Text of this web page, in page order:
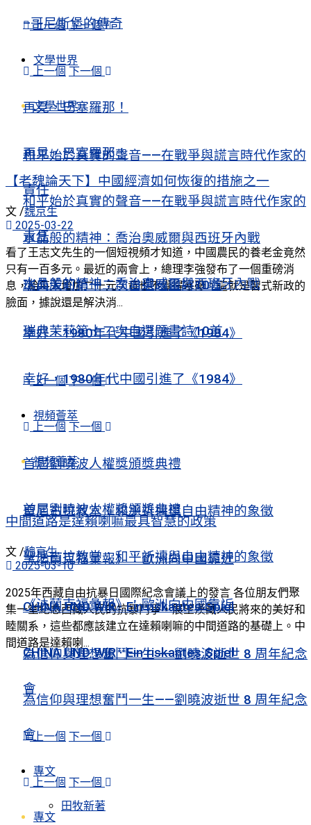
上一個 下一個
文學世界
再見，巴塞羅那！
和平始於真實的聲音——在戰爭與謊言時代作家的
責任
水晶般的精神：喬治奧威爾與西班牙內戰
瑞典茉莉第十二次自選題畫詩10首
幸好，1980年代中國引進了《1984》
上一個 下一個
視頻薈萃
首屆劉曉波人權獎頒獎典禮
聖尼古拉教堂：和平祈禱與自由精神的象徵
《法蘭克福彙報》：歐洲向中國靠近
CHINA UND WIR · Ein riskantes Spiel
為信仰與理想奮鬥一生——劉曉波逝世 8 周年紀念
會
上一個 下一個
專文
田牧新著
–哥尼斯堡的傳奇
上一個 下一個
文學世界
再見，巴塞羅那！
和平始於真實的聲音——在戰爭與謊言時代作家的
責任
水晶般的精神：喬治奧威爾與西班牙內戰
瑞典茉莉第十二次自選題畫詩10首
幸好，1980年代中國引進了《1984》
上一個 下一個
視頻薈萃
首屆劉曉波人權獎頒獎典禮
聖尼古拉教堂：和平祈禱與自由精神的象徵
《法蘭克福彙報》：歐洲向中國靠近
CHINA UND WIR · Ein riskantes Spiel
為信仰與理想奮鬥一生——劉曉波逝世 8 周年紀念
會
上一個 下一個
專文
【老魏論天下】中國經濟如何恢復的措施之一
文 /魏京生
2025-03-22
看了王志文先生的一個短視頻才知道，中國農民的養老金竟然
只有一百多元。最近的兩會上，總理李強發布了一個重磅消
息，給每人增加二十元，竟也不覺得寒磣。這就是習式新政的
臉面，據說還是解決消...
中間道路是達賴喇嘛最具智慧的政策
文 /魏京生
2025-03-10
2025年西藏自由抗暴日國際紀念會議上的發言 各位朋友們聚
集一堂紀念西藏人民的抗暴鬥爭，展望漢藏人民將來的美好和
睦關系，這些都應該建立在達賴喇嘛的中間道路的基礎上。中
間道路是達賴喇...